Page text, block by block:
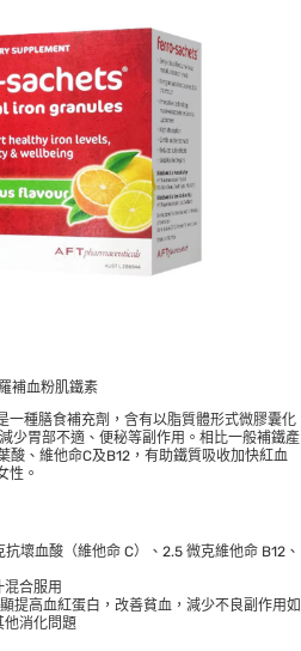
補血粉肌鐵素
種膳食補充劑，含有以脂質體形式微膠囊化
少胃部不適、 便秘等副作用。相比一般補鐵產
酸、維他命C及B12，有助鐵質吸收加快紅血
性。
壞血酸（維他命 C）、2.5 微克維他命 B12、
合服用
提高血紅蛋白，改善貧血，減少不良副作用如
他消化問題